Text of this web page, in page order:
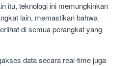
itu, teknologi ini memungkinkan
lain, memastikan bahwa
di semua perangkat yang
data secara real-time juga